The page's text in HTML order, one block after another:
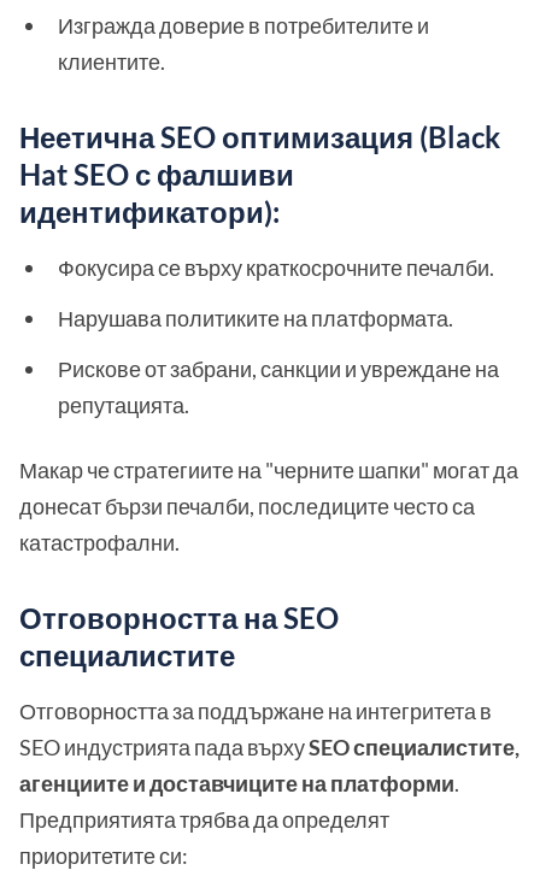
Изгражда доверие в потребителите и
клиентите.
Неетична SEO оптимизация (Black
Hat SEO с фалшиви
идентификатори):
Фокусира се върху краткосрочните печалби.
Нарушава политиките на платформата.
Рискове от забрани, санкции и увреждане на
репутацията.
Макар че стратегиите на "черните шапки" могат да
донесат бързи печалби, последиците често са
катастрофални.
Отговорността на SEO
специалистите
Отговорността за поддържане на интегритета в
SEO индустрията пада върхуSEO специалистите,
агенциите и доставчиците на платформи.
Предприятията трябва да определят
приоритетите си: